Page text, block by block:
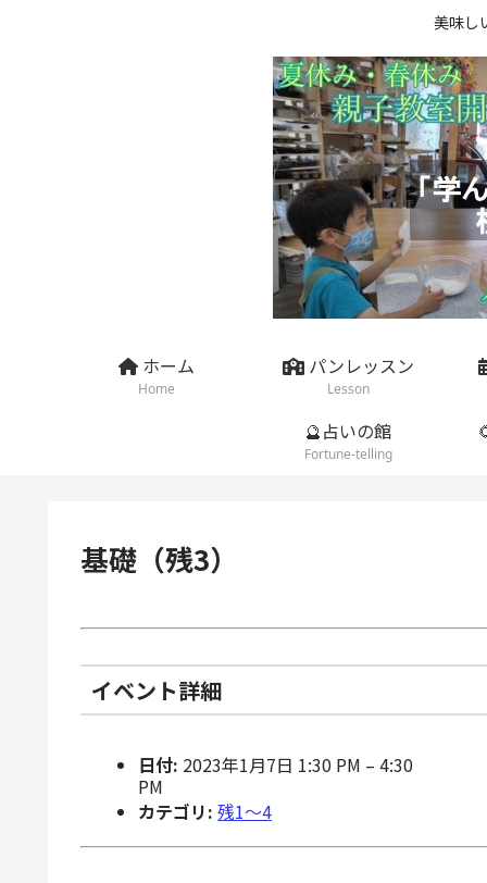
美味し
ホーム
Home
パンレッスン
Lesson
🔮占いの館
Fortune-telling
基礎（残3）
イベント詳細
日付: 2023年1月7日 1:30 PM –4:30
PM
カテゴリ: 残1〜4